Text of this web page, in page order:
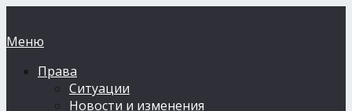
Меню
Права
Ситуации
Новости и изменения